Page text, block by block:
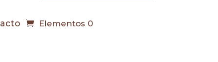
Elementos 0